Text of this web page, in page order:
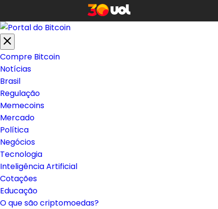
Compre Bitcoin
Notícias
Brasil
Regulação
Memecoins
Mercado
Política
Negócios
Tecnologia
Inteligência Artificial
Cotações
Educação
O que são criptomoedas?